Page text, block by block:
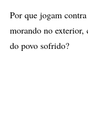
Por que jogam
morando no exterior,
do povo sofrido?